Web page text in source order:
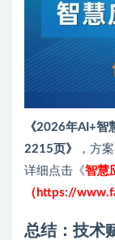
《2026年AI+
2215页》
，方
详细点击《智慧
（https://
总结：技术